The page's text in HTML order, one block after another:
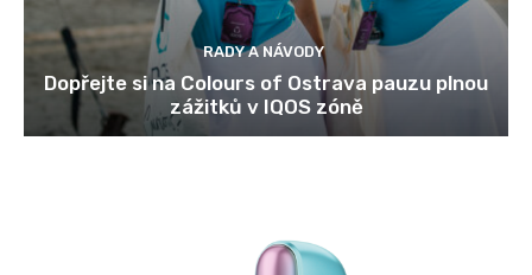
RADY A NÁVODY
Dopřejte si na Colours of Ostrava pauzu plnou
zážitků v IQOS zóně